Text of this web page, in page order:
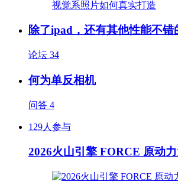
除了ipad，还有其他性能不错
论坛 34
何为单反相机
问答 4
129人参与
2026火山引擎 FORCE 原动